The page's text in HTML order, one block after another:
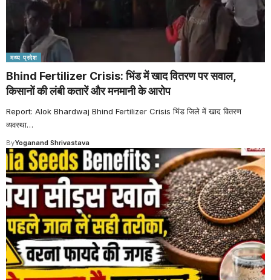
मध्य प्रदेश
Bhind Fertilizer Crisis: भिंड में खाद वितरण पर सवाल,
किसानों की लंबी कतारें और मनमानी के आरोप
Report: Alok Bhardwaj Bhind Fertilizer Crisis भिंड जिले में खाद वितरण
व्यवस्था…
ByYoganand Shrivastava